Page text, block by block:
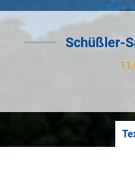
Schüßler-